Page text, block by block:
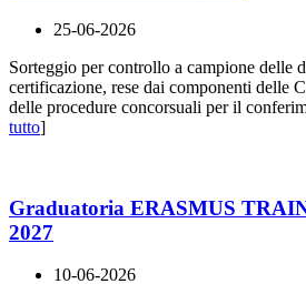
25-06-2026
Sorteggio per controllo a campione delle
certificazione, rese dai componenti delle
delle procedure concorsuali per il
tutto]
Graduatoria ERASMUS
2027
10-06-2026